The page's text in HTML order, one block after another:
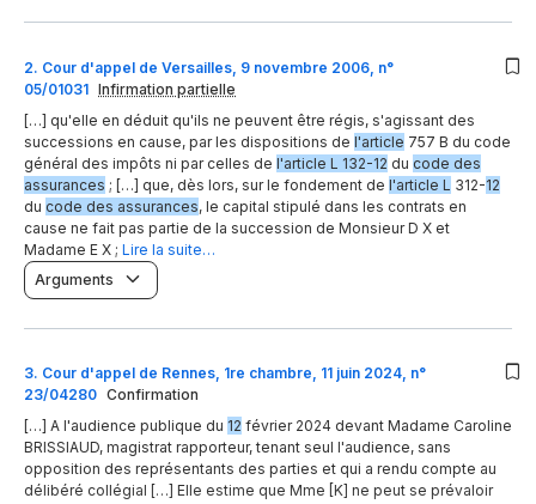
2. Cour d'appel de Versailles, 9 novembre 2006, n°
05/01031 Infirmation partielle
[…] qu'elle en déduit qu'ils ne peuvent être régis, s'agissant des
successions en cause, par les dispositions de l'article 757 B du code
général des impôts ni par celles de l'article L 132-12 du code des
assurances ; […] que, dès lors, sur le fondement de l'article L 312-12
du code des assurances, le capital stipulé dans les contrats en
cause ne fait pas partie de la succession de Monsieur D X et
Madame E X ; Lire la suite…
Arguments
3. Cour d'appel de Rennes, 1re chambre, 11 juin 2024, n°
23/04280 Confirmation
[…] A l'audience publique du 12 février 2024 devant Madame Caroline
BRISSIAUD, magistrat rapporteur, tenant seul l'audience, sans
opposition des représentants des parties et qui a rendu compte au
délibéré collégial […] Elle estime que Mme [K] ne peut se prévaloir